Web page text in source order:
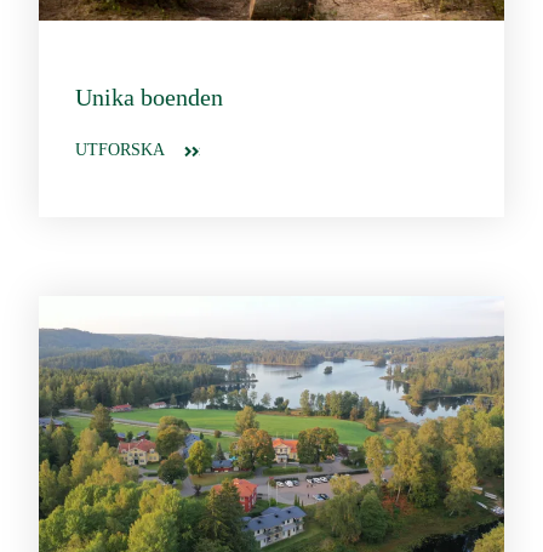
Unika boenden
UTFORSKA